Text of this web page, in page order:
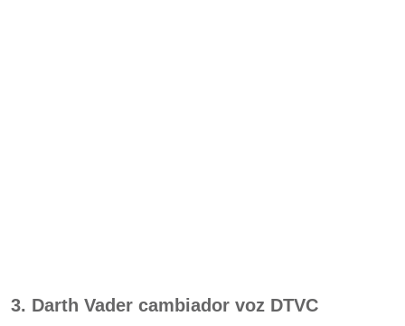
3. Darth Vader cambiador voz DTVC